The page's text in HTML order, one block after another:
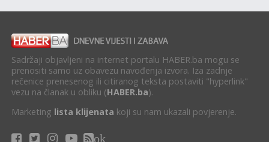
Sadržaji objavljeni na internet portalu HABER.ba mogu se
prenositi samo uz obavezu navođenja izvora. Iza zadnje
rečenice prenesenog ili citiranog teksta postaviti "hyperlink"
vezu na članak u obliku (HABER.ba).
Marketing lista klijenata koji su nam ukazali povjerenje.
ok